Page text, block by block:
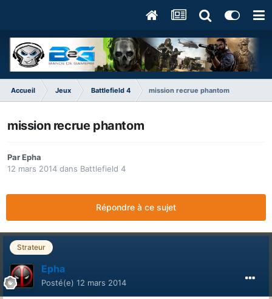
Accueil Jeux Battlefield 4 mission recrue phantom
mission recrue phantom
ParEpha
12 mars 2014 dans Battlefield 4
Répondre à ce sujet
Strateur
Epha
Posté(e) 12 mars 2014